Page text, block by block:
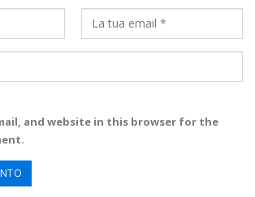
and website in this browser for the